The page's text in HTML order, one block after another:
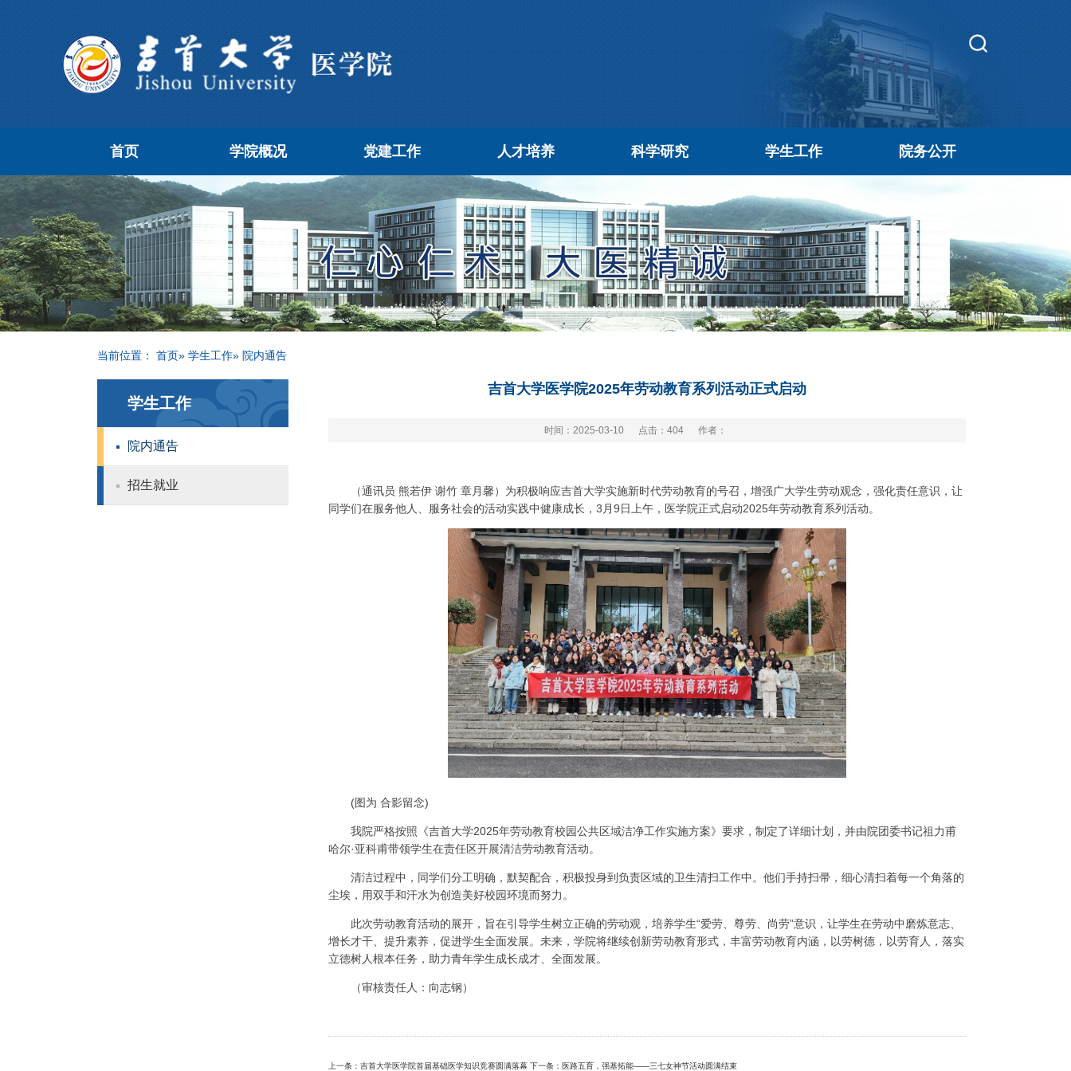
首页 学院概况 党建工作 人才培养 科学研究 学生工作 院务公开
当前位置： 首页» 学生工作» 院内通告
学生工作
院内通告
招生就业
吉首大学医学院2025年劳动教育系列活动正式启动
时间：2025-03-10 点击： 404 作者：
（通讯员 熊若伊 谢竹 章月馨）为积极响应吉首大学实施新时代劳动教育的号召，增强广大学生劳动观念，强化责任意识，让
同学们在服务他人、服务社会的活动实践中健康成长，3月9日上午，医学院正式启动2025年劳动教育系列活动。
(图为 合影留念)
我院严格按照《吉首大学2025年劳动教育校园公共区域洁净工作实施方案》要求，制定了详细计划，并由院团委书记祖力甫
哈尔·亚科甫带领学生在责任区开展清洁劳动教育活动。
清洁过程中，同学们分工明确，默契配合，积极投身到负责区域的卫生清扫工作中。他们手持扫帚，细心清扫着每一个角落的
尘埃，用双手和汗水为创造美好校园环境而努力。
此次劳动教育活动的展开，旨在引导学生树立正确的劳动观，培养学生“爱劳、尊劳、尚劳”意识，让学生在劳动中磨炼意志、
增长才干、提升素养，促进学生全面发展。未来，学院将继续创新劳动教育形式，丰富劳动教育内涵，以劳树德，以劳育人，落实
立德树人根本任务，助力青年学生成长成才、全面发展。
（审核责任人：向志钢）
上一条：吉首大学医学院首届基础医学知识竞赛圆满落幕 下一条：医路五育，强基拓能——三七女神节活动圆满结束